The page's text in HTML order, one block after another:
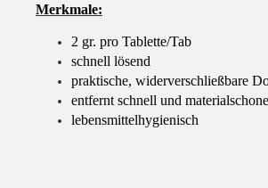
Merkmale:
2 gr. pro Tablette/Tab
schnell lösend
praktische, widerverschließbare
entfernt schnell und
lebensmittelhygienisch